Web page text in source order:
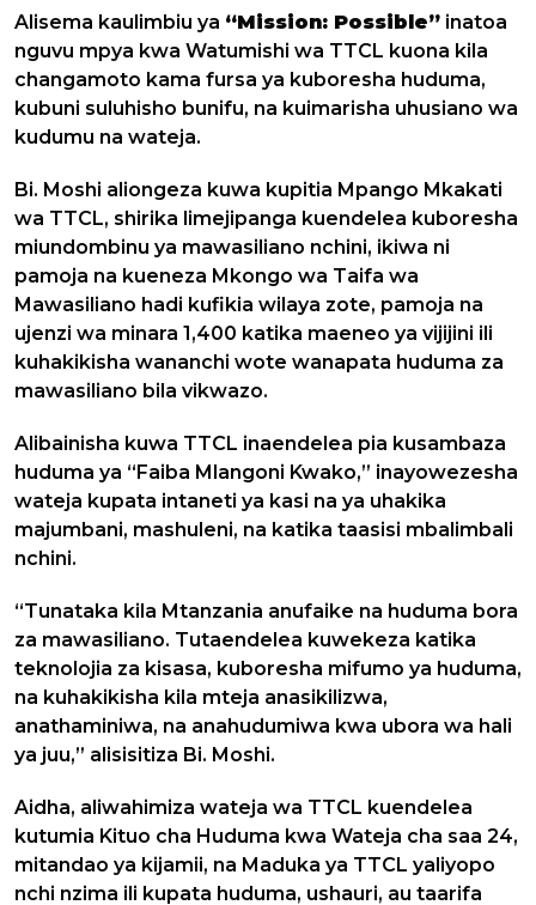
Alisema kaulimbiu ya “Mission: Possible” inatoa
nguvu mpya kwa Watumishi wa TTCL kuona kila
changamoto kama fursa ya kuboresha huduma,
kubuni suluhisho bunifu, na kuimarisha uhusiano wa
kudumu na wateja.
Bi. Moshi aliongeza kuwa kupitia Mpango Mkakati
wa TTCL, shirika limejipanga kuendelea kuboresha
miundombinu ya mawasiliano nchini, ikiwa ni
pamoja na kueneza Mkongo wa Taifa wa
Mawasiliano hadi kufikia wilaya zote, pamoja na
ujenzi wa minara 1,400 katika maeneo ya vijijini ili
kuhakikisha wananchi wote wanapata huduma za
mawasiliano bila vikwazo.
Alibainisha kuwa TTCL inaendelea pia kusambaza
huduma ya “Faiba Mlangoni Kwako,” inayowezesha
wateja kupata intaneti ya kasi na ya uhakika
majumbani, mashuleni, na katika taasisi mbalimbali
nchini.
“Tunataka kila Mtanzania anufaike na huduma bora
za mawasiliano. Tutaendelea kuwekeza katika
teknolojia za kisasa, kuboresha mifumo ya huduma,
na kuhakikisha kila mteja anasikilizwa,
anathaminiwa, na anahudumiwa kwa ubora wa hali
ya juu,” alisisitiza Bi. Moshi.
Aidha, aliwahimiza wateja wa TTCL kuendelea
kutumia Kituo cha Huduma kwa Wateja cha saa 24,
mitandao ya kijamii, na Maduka ya TTCL yaliyopo
nchi nzima ili kupata huduma, ushauri, au taarifa